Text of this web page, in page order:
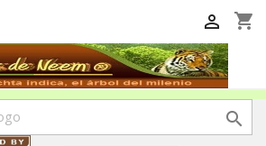
shopping_cart

